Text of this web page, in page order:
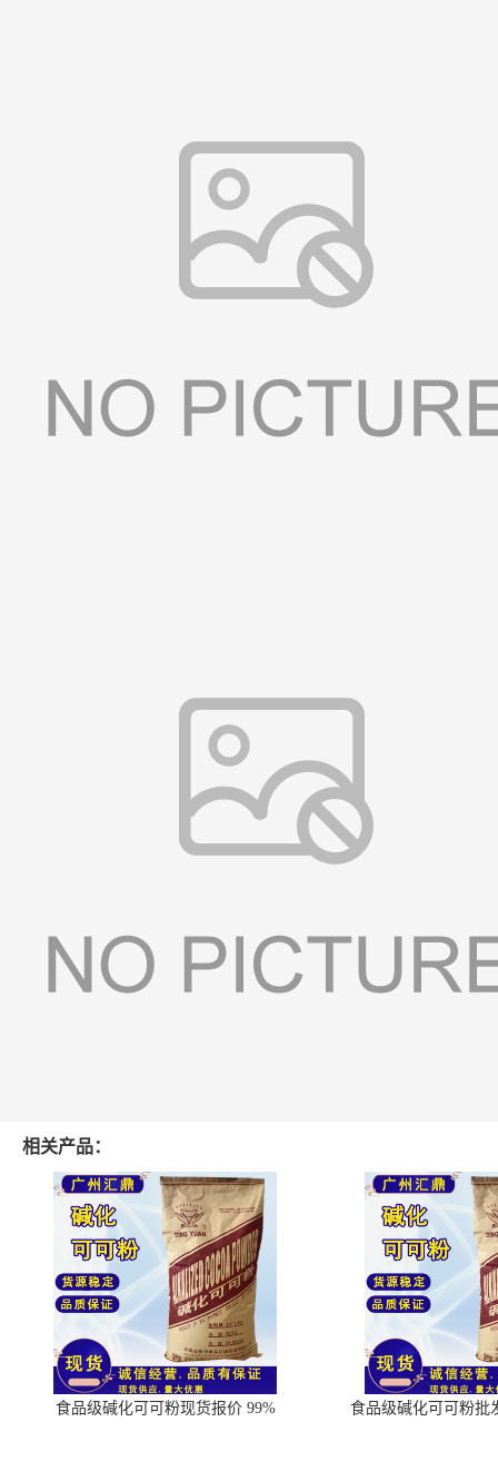
相关产品：
食品级碱化可可粉现货报价 99% 食品级碱化可可粉批